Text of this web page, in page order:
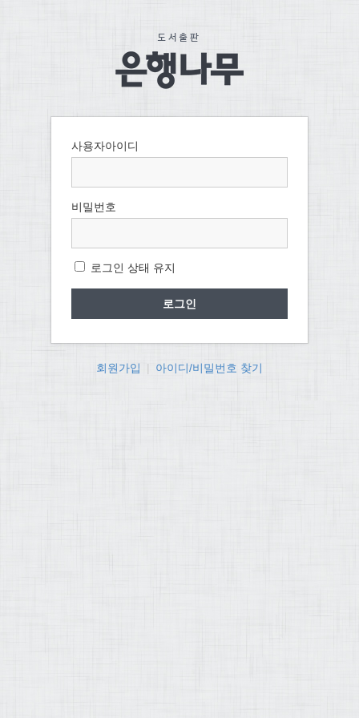
사용자아이디
비밀번호
로그인 상태 유지
회원가입 아이디/비밀번호 찾기